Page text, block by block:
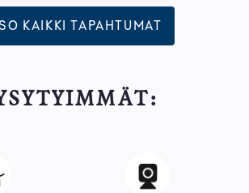
KAIKKI TAPAHTUMAT
Image